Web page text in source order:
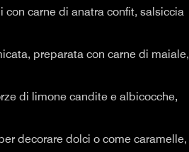
carne di anatra confit, salsiccia
preparata con carne di maiale,
di limone candite e albicocche,
decorare dolci o come caramelle,